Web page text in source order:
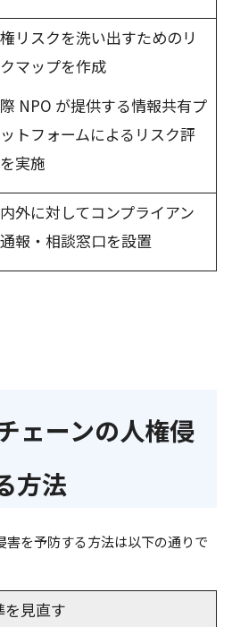
リスクを洗い出すためのリ
マップを作成
NPO が提供する情報共有プ
トフォームによるリスク評
実施
外に対してコンプライアン
報・相談窓口を設置
ェーンの人権侵
方法
害を予防する方法は以下の通りで
見直す